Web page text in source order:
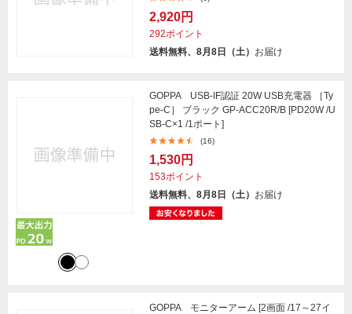
2,920円
292ポイント
送料無料、8月8日（土） お届け
GOPPA USB-IF認証 20W USB充電器 ［Ty
pe-C］ ブラック GP-ACC20R/B [PD20W /U
SB-C×1 /1ポート]
(16)
1,530円
153ポイント
送料無料、8月8日（土） お届け
GOPPA モニターアーム [2画面 /17～27イ